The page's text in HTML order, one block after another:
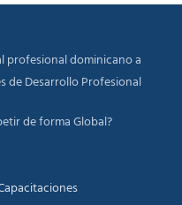
profesional dominicano a
de Desarrollo Profesional
de forma Global?